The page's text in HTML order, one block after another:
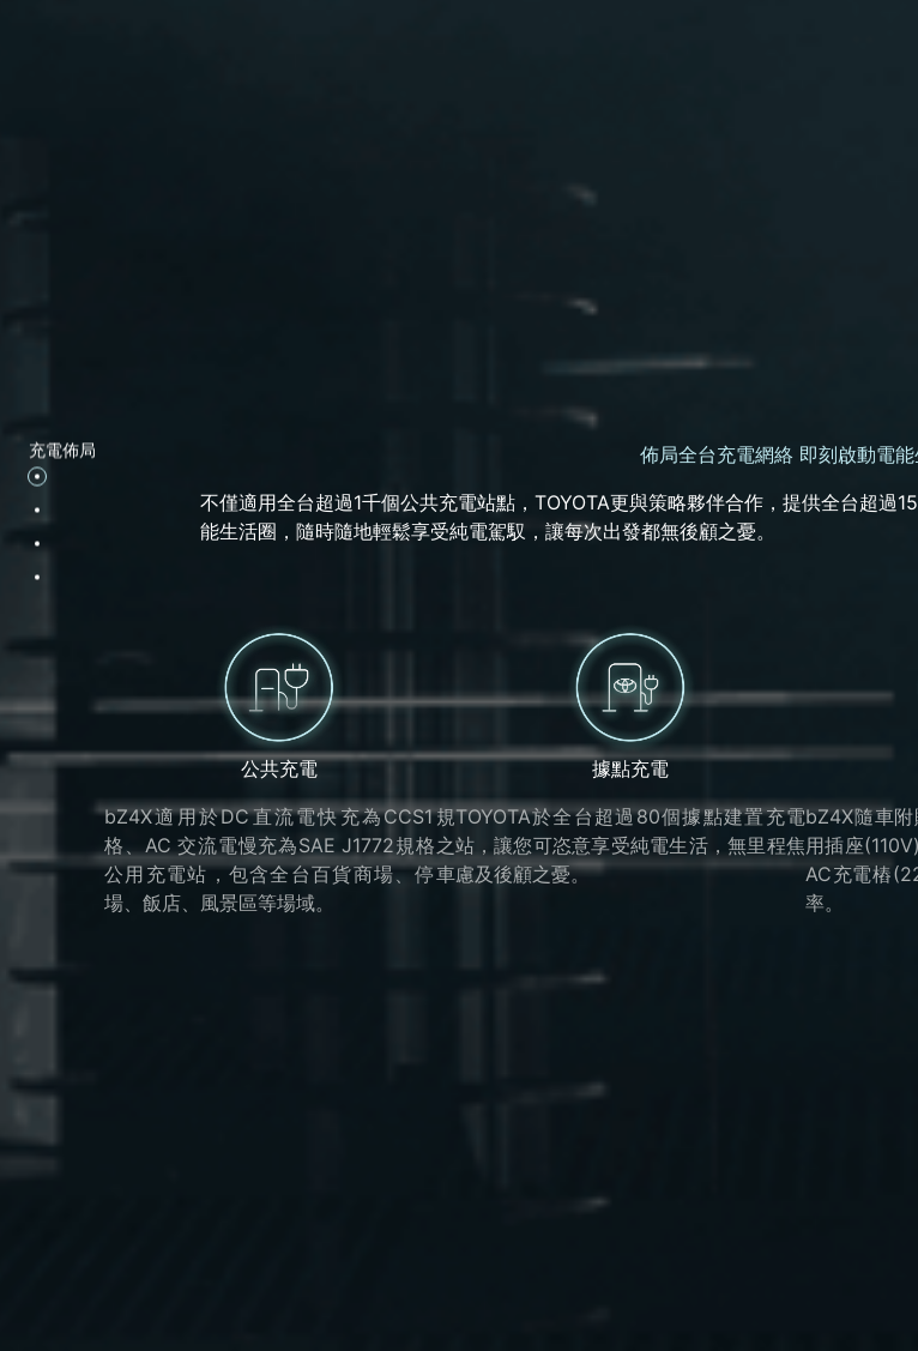
充電佈局 佈局全台充電網絡 即刻啟動電
不僅適用全台超過1千個公共充電站點，TOYOTA更與策略夥伴合作，提供全台超過
能生活圈，隨時隨地輕鬆享受純電駕馭，讓每次出發都無後顧之憂。
公共充電
bZ4X適用於DC直流電快充為CCS1規
格、AC 交流電慢充為SAE J1772規格之
公用充電站，包含全台百貨商場、停車
場、飯店、風景區等場域。
據點充電
TOYOTA於全台超過80個據點建置充電
站，讓您可恣意享受純電生活，無里程焦
慮及後顧之憂。
bZ4X隨車
用插座
AC充電樁
率。